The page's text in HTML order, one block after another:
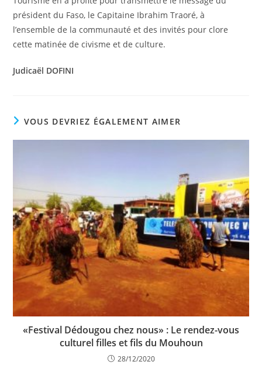
président du Faso, le Capitaine Ibrahim Traoré, à
l’ensemble de la communauté et des invités pour clore
cette matinée de civisme et de culture.
Judicaël DOFINI
VOUS DEVRIEZ ÉGALEMENT AIMER
«Festival Dédougou chez nous» : Le rendez-vous
culturel filles et fils du Mouhoun
28/12/2020